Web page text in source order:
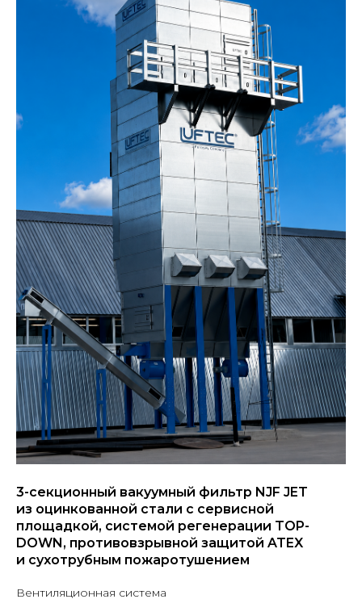
3-секционный вакуумный фильтр NJF JET
из оцинкованной стали с сервисной
площадкой, системой регенерации TOP-
DOWN, противовзрывной защитой ATEX
и сухотрубным пожаротушением
Вентиляционная система